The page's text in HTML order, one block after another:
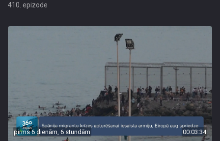
410. epizode
pirms 6 dienām, 6 stundām 00:03:34